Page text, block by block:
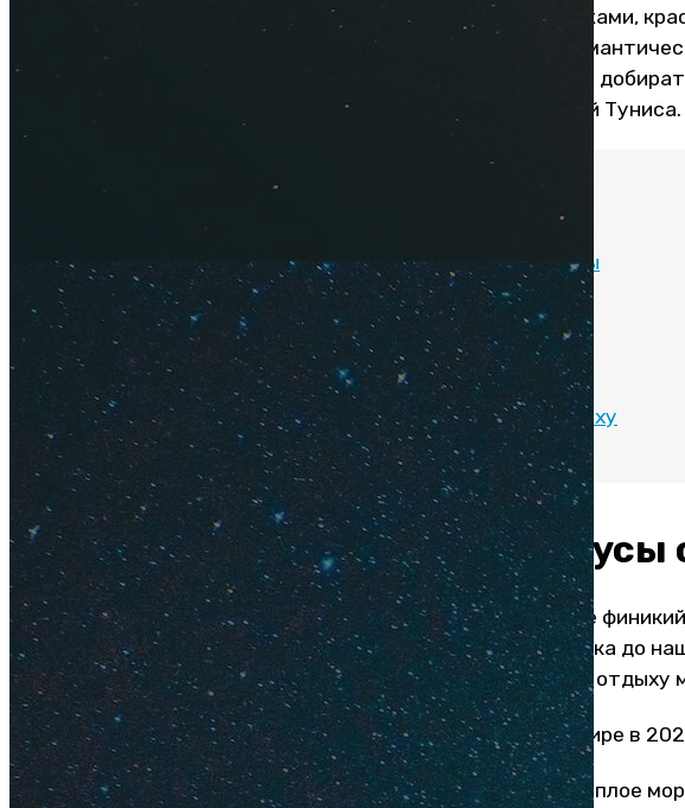
славится неплохими пляжами,
для отпуска с детьми,
стране. Отсюда недалеко
достопримечательностей Туниса.
Плюсы и минусы
Пляжи и море
Лучшие отели
Когда ехать
Экскурсии
Советы по отдыху
Плюсы и минусы
Монастир вырос на месте
Средиземного моря с V века до
предпочитает спокойный отдыху
Плюсыотдыха в Монастире в
Песчаные пляжи и теплое